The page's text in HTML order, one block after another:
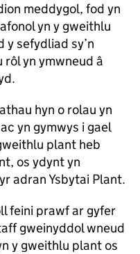
meddygol, fod yn
yn y gweithlu
sefydliad sy’n
yn ymwneud â
hyn o rolau yn
yn gymwys i gael
plant heb
os ydynt yn
adran Ysbytai Plant.
feini prawf ar gyfer
gweinyddol wneud
y gweithlu plant os